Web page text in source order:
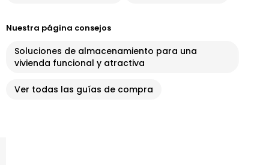
Nuestra página consejos
Soluciones de almacenamiento para una
vivienda funcional y atractiva
Ver todas las guías de compra